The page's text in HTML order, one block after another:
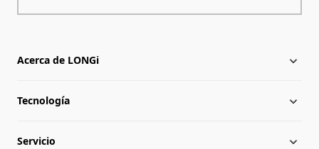
Acerca de LONGi
Acerca de LONGi
Hito
Tecnología
Novedades
Servicio